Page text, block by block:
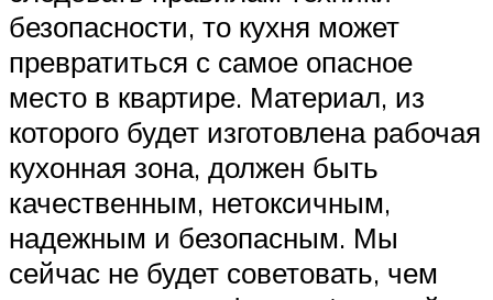
безопасности, то кухня может
превратиться с самое опасное
место в квартире. Материал, из
которого будет изготовлена рабочая
кухонная зона, должен быть
качественным, нетоксичным,
надежным и безопасным. Мы
сейчас не будет советовать, чем